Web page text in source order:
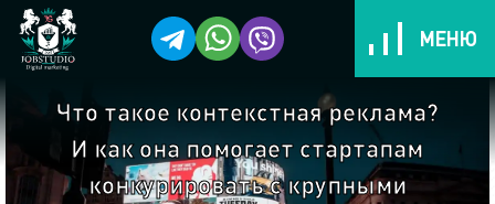
МЕНЮ
Услуги
Кейси
Что такое контекстная реклама?
И как она помогает стартапам
конкурировать с крупными